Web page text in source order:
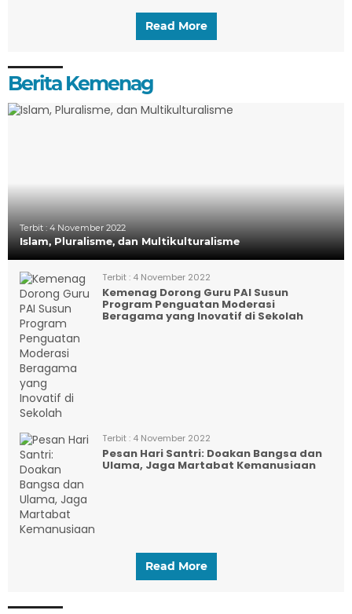
Read More
Berita Kemenag
Terbit : 4 November 2022
Islam, Pluralisme, dan Multikulturalisme
Terbit : 4 November 2022
Kemenag Dorong Guru PAI Susun
Program Penguatan Moderasi
Beragama yang Inovatif di Sekolah
Terbit : 4 November 2022
Pesan Hari Santri: Doakan Bangsa dan
Ulama, Jaga Martabat Kemanusiaan
Read More